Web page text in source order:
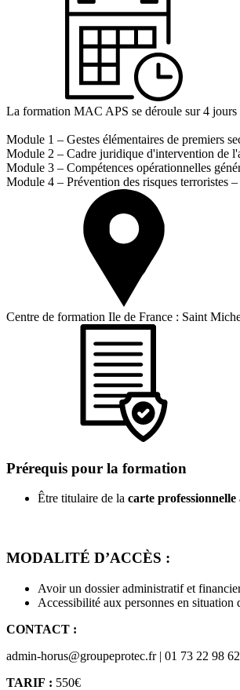
La formation MAC APS se déroule sur 4 jours
Module 1 – Gestes élémentaires de premiers
Module 2 – Cadre juridique d'intervention de
Module 3 – Compétences opérationnelles
Module 4 – Prévention des risques terroristes –
Centre de formation Ile de France : Saint
Prérequis pour la formation
Être titulaire de la carte
MODALITÉ D’ACCÈS :
Avoir un dossier administratif et
Accessibilité aux personnes en
CONTACT :
admin-horus@groupeprotec.fr | 01 73 22 98 62
TARIF : 550€